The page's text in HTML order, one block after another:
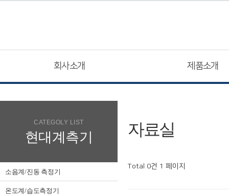
회사소개 제품소개
CATEGOLY LIST
현대계측기
소음계/진동 측정기
온도계/습도측정기
자료실
Total 0건 1 페이지